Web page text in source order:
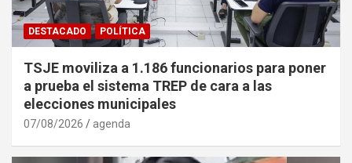
DESTACADO POLÍTICA
TSJE moviliza a 1.186 funcionarios para poner
a prueba el sistema TREP de cara a las
elecciones municipales
07/08/2026 agenda